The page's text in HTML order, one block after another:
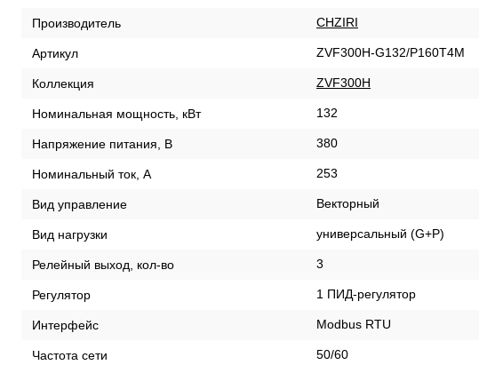
Производитель CHZIRI
Артикул ZVF300H-G132/P160T4M
Коллекция ZVF300H
Номинальная мощность, кВт 132
Напряжение питания, В 380
Номинальный ток, А 253
Вид управление Векторный
Вид нагрузки универсальный (G+P)
Релейный выход, кол-во 3
Регулятор 1 ПИД-регулятор
Интерфейс Modbus RTU
Частота сети 50/60